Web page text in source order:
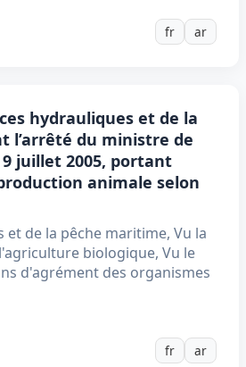
fr ar
hydrauliques et de la
l’arrêté du ministre de
juillet 2005, portant
animale selon
de la pêche maritime, Vu la
biologique, Vu le
d'agrément des organismes
fr ar